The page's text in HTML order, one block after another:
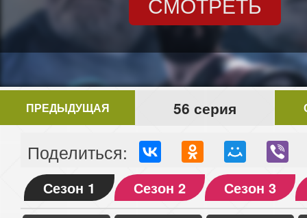
ПРЕДЫДУЩАЯ 56 серия
Поделиться:
Сезон 1 Сезон 2 Сезон 3